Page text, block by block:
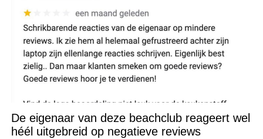
De eigenaar van deze beachclub reageert wel
héél uitgebreid op negatieve reviews